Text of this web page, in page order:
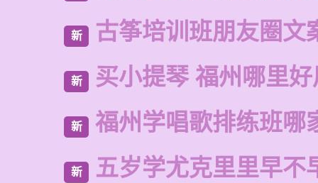
新 古筝培训班朋友圈文
新 买小提琴 福州哪里
新 福州学唱歌排练班哪
新 五岁学尤克里里早不